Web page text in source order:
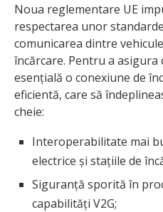
Noua reglementare UE
respectarea unor
comunicarea dintre
încărcare. Pentru a
esențială o conexiune de
eficientă, care să
cheie:
Interoperabilitate mai
electrice și stațiile de
Siguranță sporită în
capabilități V2G;